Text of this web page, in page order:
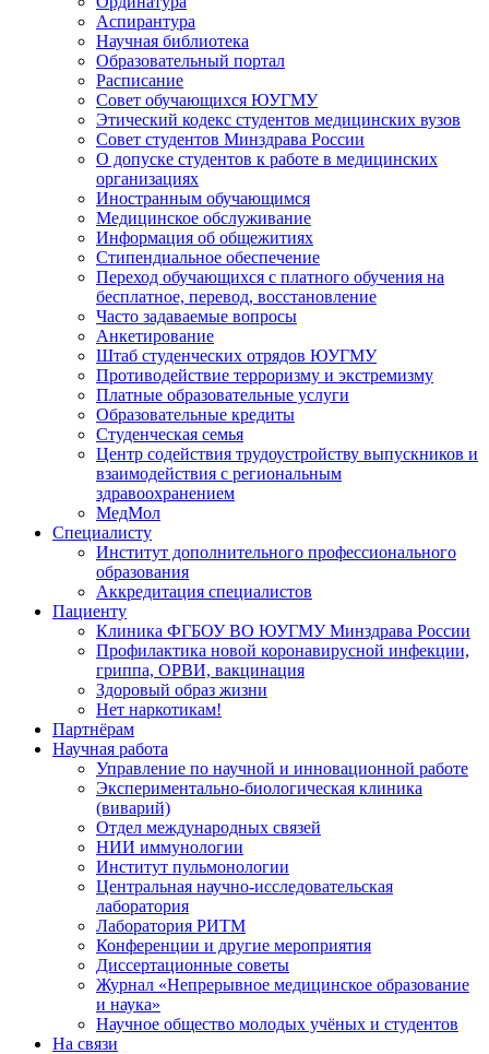
Аспирантура
Научная библиотека
Образовательный портал
Расписание
Совет обучающихся ЮУГМУ
Этический кодекс студентов медицинских вузов
Совет студентов Минздрава России
О допуске студентов к работе в медицинских
организациях
Иностранным обучающимся
Медицинское обслуживание
Информация об общежитиях
Стипендиальное обеспечение
Переход обучающихся с платного обучения на
бесплатное, перевод, восстановление
Часто задаваемые вопросы
Анкетирование
Штаб студенческих отрядов ЮУГМУ
Противодействие терроризму и экстремизму
Платные образовательные услуги
Образовательные кредиты
Студенческая семья
Центр содействия трудоустройству выпускников и
взаимодействия с региональным
здравоохранением
МедМол
Специалисту
Институт дополнительного профессионального
образования
Аккредитация специалистов
Пациенту
Клиника ФГБОУ ВО ЮУГМУ Минздрава России
Профилактика новой коронавирусной инфекции,
гриппа, ОРВИ, вакцинация
Здоровый образ жизни
Нет наркотикам!
Партнёрам
Научная работа
Управление по научной и инновационной работе
Экспериментально-биологическая клиника
(виварий)
Отдел международных связей
НИИ иммунологии
Институт пульмонологии
Центральная научно-исследовательская
лаборатория
Лаборатория РИТМ
Конференции и другие мероприятия
Диссертационные советы
Журнал «Непрерывное медицинское образование
и наука»
Научное общество молодых учёных и студентов
На связи